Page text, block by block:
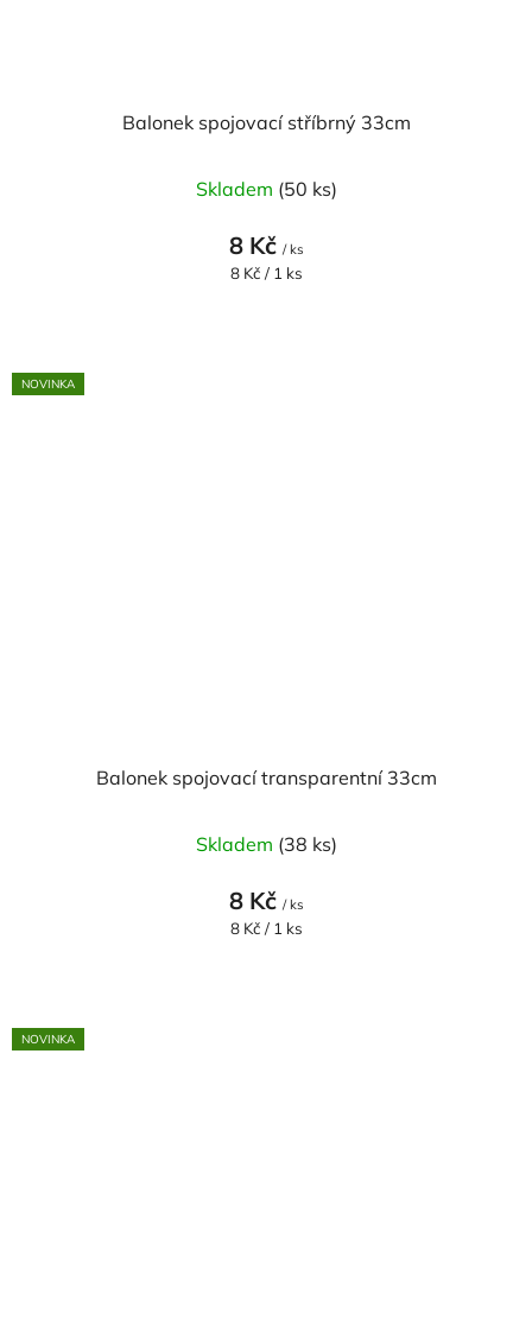
Balonek spojovací stříbrný 33cm
Skladem (50 ks)
8 Kč / ks
Měrná
8 Kč / 1 ks
NOVINKA
Balonek spojovací transparentní 33cm
Skladem (38 ks)
8 Kč / ks
Měrná
8 Kč / 1 ks
NOVINKA